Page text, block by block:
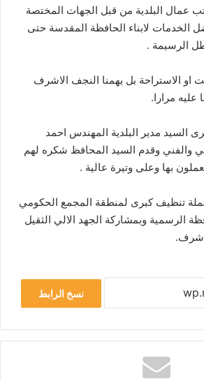
عمال البلدية من قبل الجهات المختصة
الخدمات لابناء الحافظة المقدسة حتى
الرسيمة .
او الاستراحة بل يهمنا النجف الاشرف
عليه مرارا.
السيد مدير البلدية المهندس احمد
والفني وقدم السيد المحافظ شكره لهم
بها وعلى وتيرة عالية .
تنظيف كبرى لمنطقة المجمع الحكومي
الرسمية وبمشاركة الجهد الالي الثقيل
نسخ الرابط